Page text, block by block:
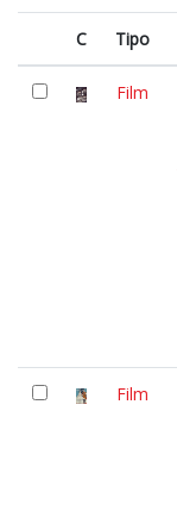
C Tipo
Film
Film